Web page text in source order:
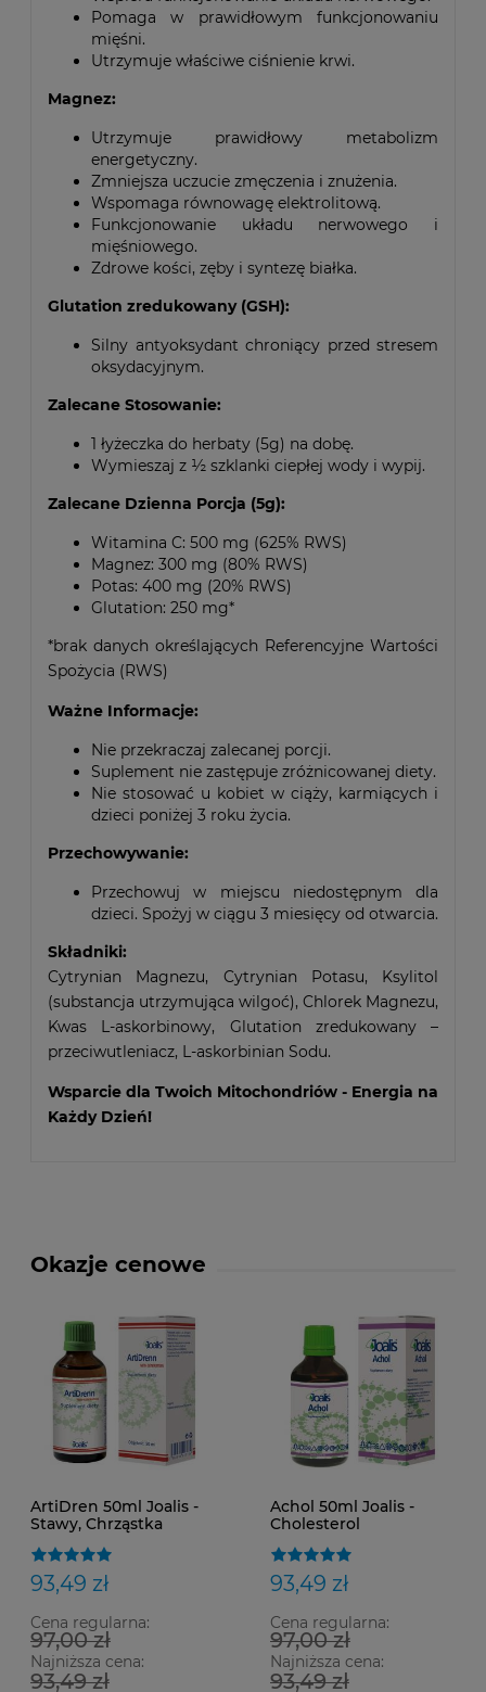
Pomaga w prawidłowym funkcjonowaniu
mięśni.
Utrzymuje właściwe ciśnienie krwi.
Magnez:
Utrzymuje prawidłowy metabolizm
energetyczny.
Zmniejsza uczucie zmęczenia i znużenia.
Wspomaga równowagę elektrolitową.
Funkcjonowanie układu nerwowego i
mięśniowego.
Zdrowe kości, zęby i syntezę białka.
Glutation zredukowany (GSH):
Silny antyoksydant chroniący przed stresem
oksydacyjnym.
Zalecane Stosowanie:
1 łyżeczka do herbaty (5g) na dobę.
Wymieszaj z ½ szklanki ciepłej wody i wypij.
Zalecane Dzienna Porcja (5g):
Witamina C: 500 mg (625% RWS)
Magnez: 300 mg (80% RWS)
Potas: 400 mg (20% RWS)
Glutation: 250 mg*
*brak danych określających Referencyjne Wartości
Spożycia (RWS)
Ważne Informacje:
Nie przekraczaj zalecanej porcji.
Suplement nie zastępuje zróżnicowanej diety.
Nie stosować u kobiet w ciąży, karmiących i
dzieci poniżej 3 roku życia.
Przechowywanie:
Przechowuj w miejscu niedostępnym dla
dzieci. Spożyj w ciągu 3 miesięcy od otwarcia.
Składniki:
Cytrynian Magnezu, Cytrynian Potasu, Ksylitol
(substancja utrzymująca wilgoć), Chlorek Magnezu,
Kwas L-askorbinowy, Glutation zredukowany –
przeciwutleniacz, L-askorbinian Sodu.
Wsparcie dla Twoich Mitochondriów - Energia na
Każdy Dzień!
Okazje cenowe
ArtiDren 50ml Joalis -
Stawy, Chrząstka
93,49 zł
Cena regularna:
97,00 zł
Najniższa cena:
93,49 zł
Achol 50ml Joalis -
Cholesterol
93,49 zł
Cena regularna:
97,00 zł
Najniższa cena:
93,49 zł